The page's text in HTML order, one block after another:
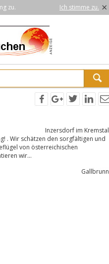
zu. Ich stimme zu. ×
Inzersdorf im Kremstal
. Wir schätzen den sorgfältigen und
von österreichischen
wir...
Gallbrunn